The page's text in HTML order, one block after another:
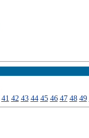
41 42 43 44 45 46 47 48 49